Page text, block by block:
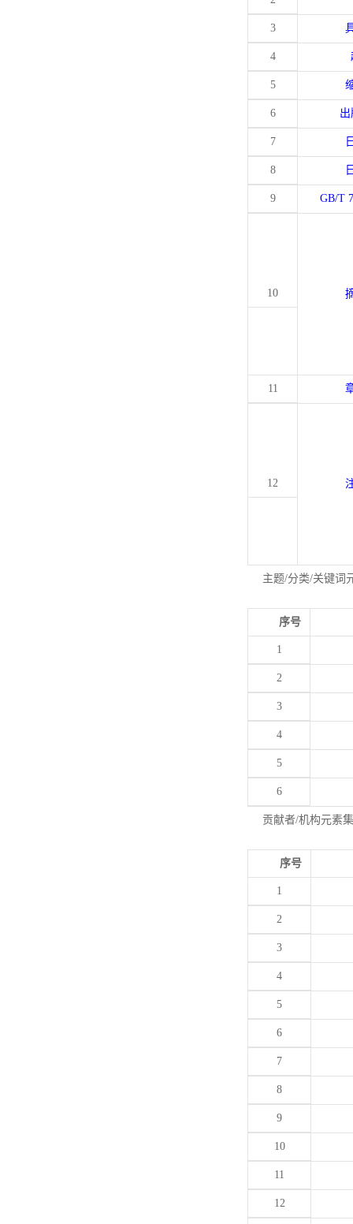
3
4
5
6
7
8
9 GB/T
10
11
12
主题/分类/关键词
序号
1
2
3
4
5
6
贡献者/机构元素
序号
1
2
3
4
5
6
7
8
9
10
11
12